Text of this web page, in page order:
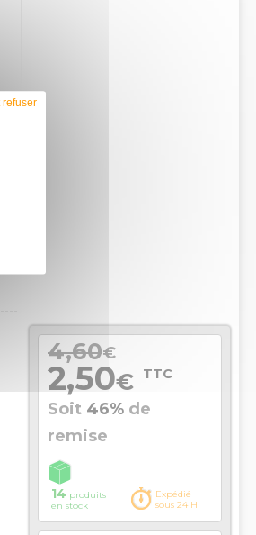
4,60€
2,50€ TTC
Soit 46% de
remise
14 produits
en stock
Expédié
sous 24 H